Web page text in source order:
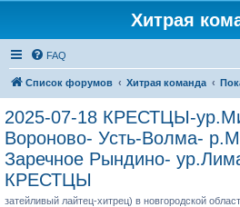
Хитрая
FAQ
Список форумов Хитрая команда
2025-07-18 КРЕСТЦЫ-
Вороново- Усть-Волма-
Заречное Рындино-
КРЕСТЦЫ
затейливый лайтец-хитрец) в новгородской